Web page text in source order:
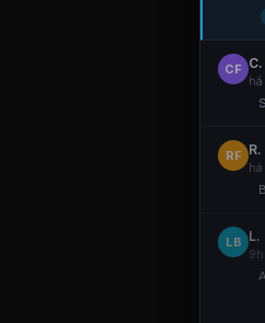
CF
RF
há
LB L.